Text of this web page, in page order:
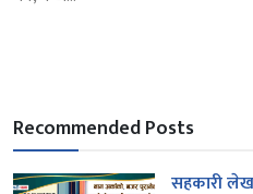
Recommended Posts
सहकारी